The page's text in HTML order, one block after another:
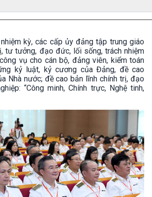
kỳ, các cấp ủy đảng tập trung giáo
tư tưởng, đạo đức, lối sống, trách nhiệm
vụ cho cán bộ, đảng viên, kiểm toán
kỷ luật, kỷ cương của Đảng, đề cao
Nhà nước; đề cao bản lĩnh chính trị, đạo
“Công minh, Chính trực, Nghệ tinh,